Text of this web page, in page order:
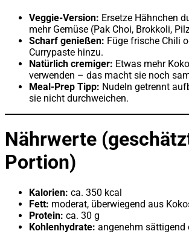
Veggie-Version: Ersetze Hähnchen
mehr Gemüse (Pak Choi, Brokkoli,
Scharf genießen: Füge frische Chili
Currypaste hinzu.
Natürlich cremiger: Etwas mehr
verwenden – das macht sie noch
Meal-Prep Tipp: Nudeln getrennt
sie nicht durchweichen.
Nährwerte
Portion)
Kalorien: ca. 350 kcal
Fett: moderat, überwiegend aus
Protein: ca. 30 g
Kohlenhydrate: angenehm sättigend